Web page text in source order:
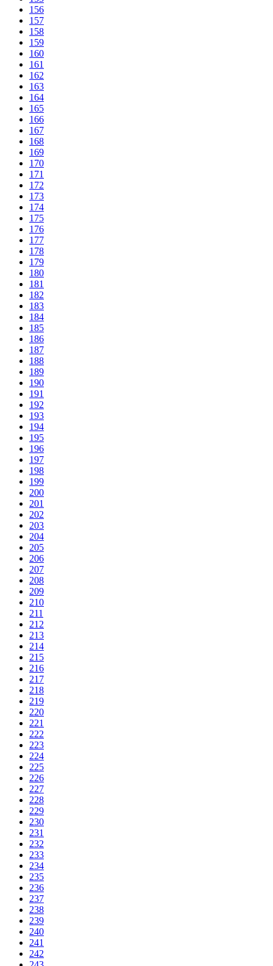
156
157
158
159
160
161
162
163
164
165
166
167
168
169
170
171
172
173
174
175
176
177
178
179
180
181
182
183
184
185
186
187
188
189
190
191
192
193
194
195
196
197
198
199
200
201
202
203
204
205
206
207
208
209
210
211
212
213
214
215
216
217
218
219
220
221
222
223
224
225
226
227
228
229
230
231
232
233
234
235
236
237
238
239
240
241
242